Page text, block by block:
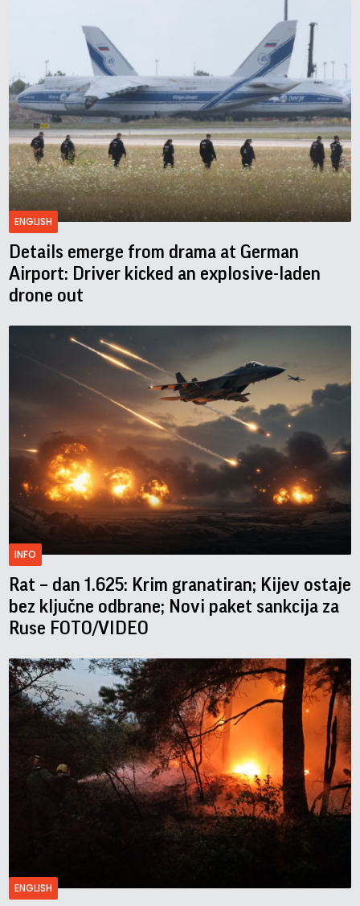
ENGLISH
Details emerge from drama at German
Airport: Driver kicked an explosive-laden
drone out
INFO
Rat – dan 1.625: Krim granatiran; Kijev ostaje
bez ključne odbrane; Novi paket sankcija za
Ruse FOTO/VIDEO
ENGLISH